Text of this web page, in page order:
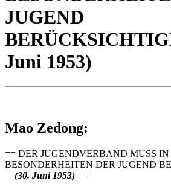
JUGEND
Juni 1953)
Mao Zedong:
== DER JUGENDVERBAND MUSS
BESONDERHEITEN DER JUGEND
(30. Juni 1953) ==